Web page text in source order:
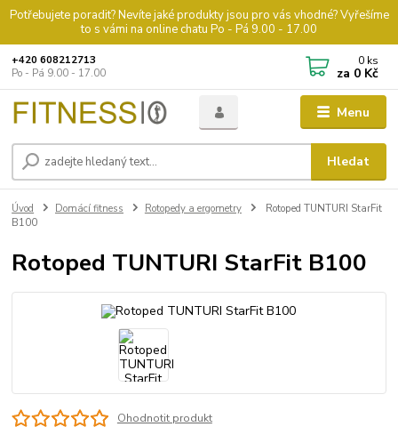
Potřebujete poradit? Nevíte jaké produkty jsou pro vás vhodné? Vyřešíme
to s vámi na online chatu Po - Pá 9.00 - 17.00
Menu
Hledat
+420 608212713
Po - Pá 9.00 - 17.00
0 ks
za 0 Kč
Úvod Domácí fitness Rotopedy a ergometry
Rotoped TUNTURI StarFit
B100
Rotoped TUNTURI StarFit B100
Ohodnotit produkt